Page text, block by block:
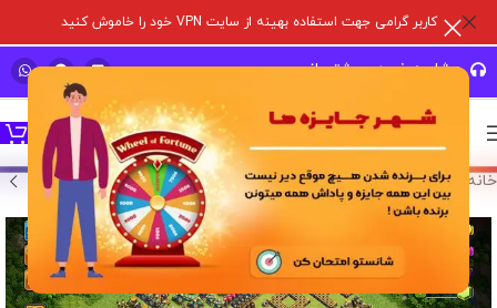
کاربر گرامی جهت استفاده بهینه از سایت VPN خود را خاموش کنید
مشاوره خرید و پشتیبانی سریع
خانه خرید اکانت بازی/اکانت کلش آف کلنز